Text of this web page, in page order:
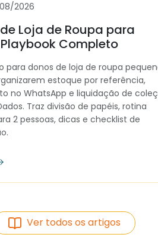
2026
Loja de Roupa para
Playbook Completo
para donos de loja de roupa
estoque por referência,
no WhatsApp e liquidação de
Traz divisão de papéis, rotina
2 pessoas, dicas e checklist de
Ver todos os artigos